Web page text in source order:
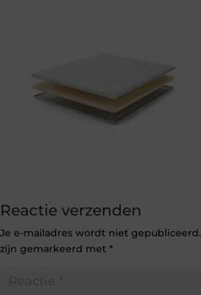
Reactie verzenden
Je e-mailadres wordt niet gepubliceerd.
zijn gemarkeerd met *